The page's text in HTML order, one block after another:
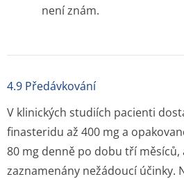
není znám.
4.9 Předávkování
V klinických studiích pacienti
finasteridu až 400 mg a
80 mg denně po dobu tří měsíců,
zaznamenány nežádoucí účinky.